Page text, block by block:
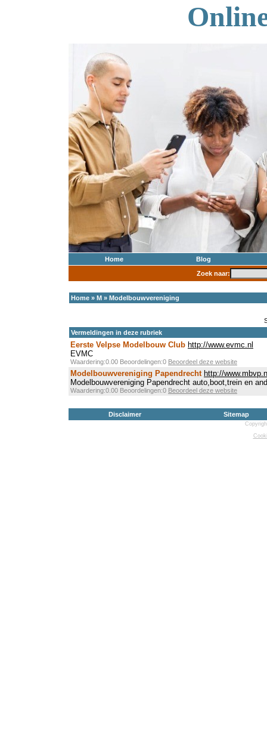
Home
Blog
Zoek naar:
Home » M » Modelbouwvereniging
Vermeldingen in deze rubriek
Eerste Velpse Modelbouw Club http://www.evmc.nl
EVMC
Waardering:0.00 Beoordelingen:0 Beoordeel deze website
Modelbouwvereniging Papendrecht http://
Modelbouwvereniging Papendrecht auto,boot,trein en
Waardering:0.00 Beoordelingen:0 Beoordeel deze website
Disclaimer Sitemap